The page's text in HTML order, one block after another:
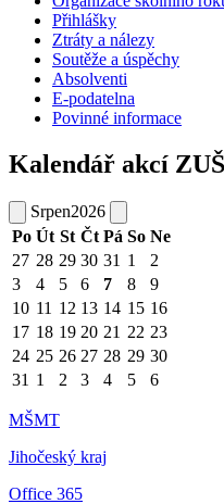
Přihlášky
Ztráty a nálezy
Soutěže a úspěchy
Absolventi
E-podatelna
Povinné informace
Kalendář akcí ZUŠ
Srpen2026
Po Út St Čt Pá So Ne
27 28 29 30 31 1
2
3
4 5 6 7 8
9
10 11 12 13 14 15 16
17 18 19 20 21 22 23
24 25 26 27 28 29 30
31 1 2 3 4 5 6
MŠMT
Jihočeský kraj
Office 365